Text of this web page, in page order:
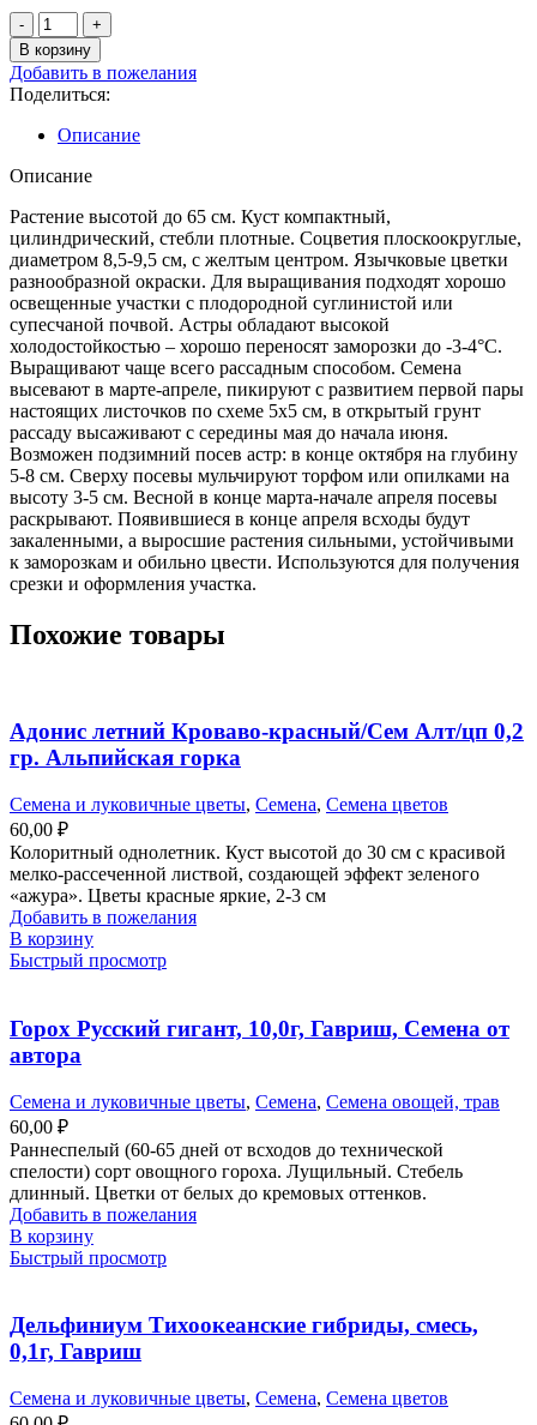
Количество
товара
Астра
Мацумото,
смесь,
0,3г,
Гавриш,
Цветочная
В корзину
Добавить в пожелания
Поделиться:
Описание
Описание
Растение высотой до 65 см. Куст компактный,
цилиндрический, стебли плотные. Соцветия плоскоокруглые,
диаметром 8,5-9,5 см, с желтым центром. Язычковые цветки
разнообразной окраски. Для выращивания подходят хорошо
освещенные участки с плодородной суглинистой или
супесчаной почвой. Астры обладают высокой
холодостойкостью – хорошо переносят заморозки до -3-4°C.
Выращивают чаще всего рассадным способом. Семена
высевают в марте-апреле, пикируют с развитием первой пары
настоящих листочков по схеме 5х5 см, в открытый грунт
рассаду высаживают с середины мая до начала июня.
Возможен подзимний посев астр: в конце октября на глубину
5-8 см. Сверху посевы мульчируют торфом или опилками на
высоту 3-5 см. Весной в конце марта-начале апреля посевы
раскрывают. Появившиеся в конце апреля всходы будут
закаленными, а выросшие растения сильными, устойчивыми
к заморозкам и обильно цвести. Используются для получения
срезки и оформления участка.
Похожие товары
Адонис летний Кроваво-красный/Сем Алт/цп 0,2
гр. Альпийская горка
Семена и луковичные цветы, Семена, Семена цветов
60,00 ₽
Колоритный однолетник. Куст высотой до 30 см с красивой
мелко-рассеченной листвой, создающей эффект зеленого
«ажура». Цветы красные яркие, 2-3 см
Добавить в пожелания
В корзину
Быстрый просмотр
Горох Русский гигант, 10,0г, Гавриш, Семена от
автора
Семена и луковичные цветы, Семена, Семена овощей, трав
60,00 ₽
Раннеспелый (60-65 дней от всходов до технической
спелости) сорт овощного гороха. Лущильный. Стебель
длинный. Цветки от белых до кремовых оттенков.
Добавить в пожелания
В корзину
Быстрый просмотр
Дельфиниум Тихоокеанские гибриды, смесь,
0,1г, Гавриш
Семена и луковичные цветы, Семена, Семена цветов